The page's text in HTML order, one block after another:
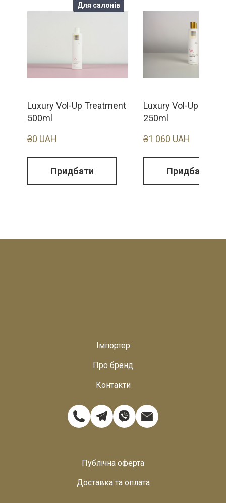
Для салонів
Luxury Vol-Up Treatment
500ml
₴0 UAH
Придбати
Luxury Vol-Up
250ml
₴1 060 UAH
Придбати
Імпортер
Про бренд
Контакти
Публічна оферта
Доставка та оплата